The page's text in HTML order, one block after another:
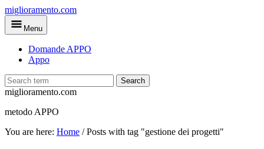
Skip
to
main
miglioramento.com
Menu
Domande APPO
Appo
Search
miglioramento.com
metodo APPO
You are here: Home /Posts with tag "gestione dei progetti"